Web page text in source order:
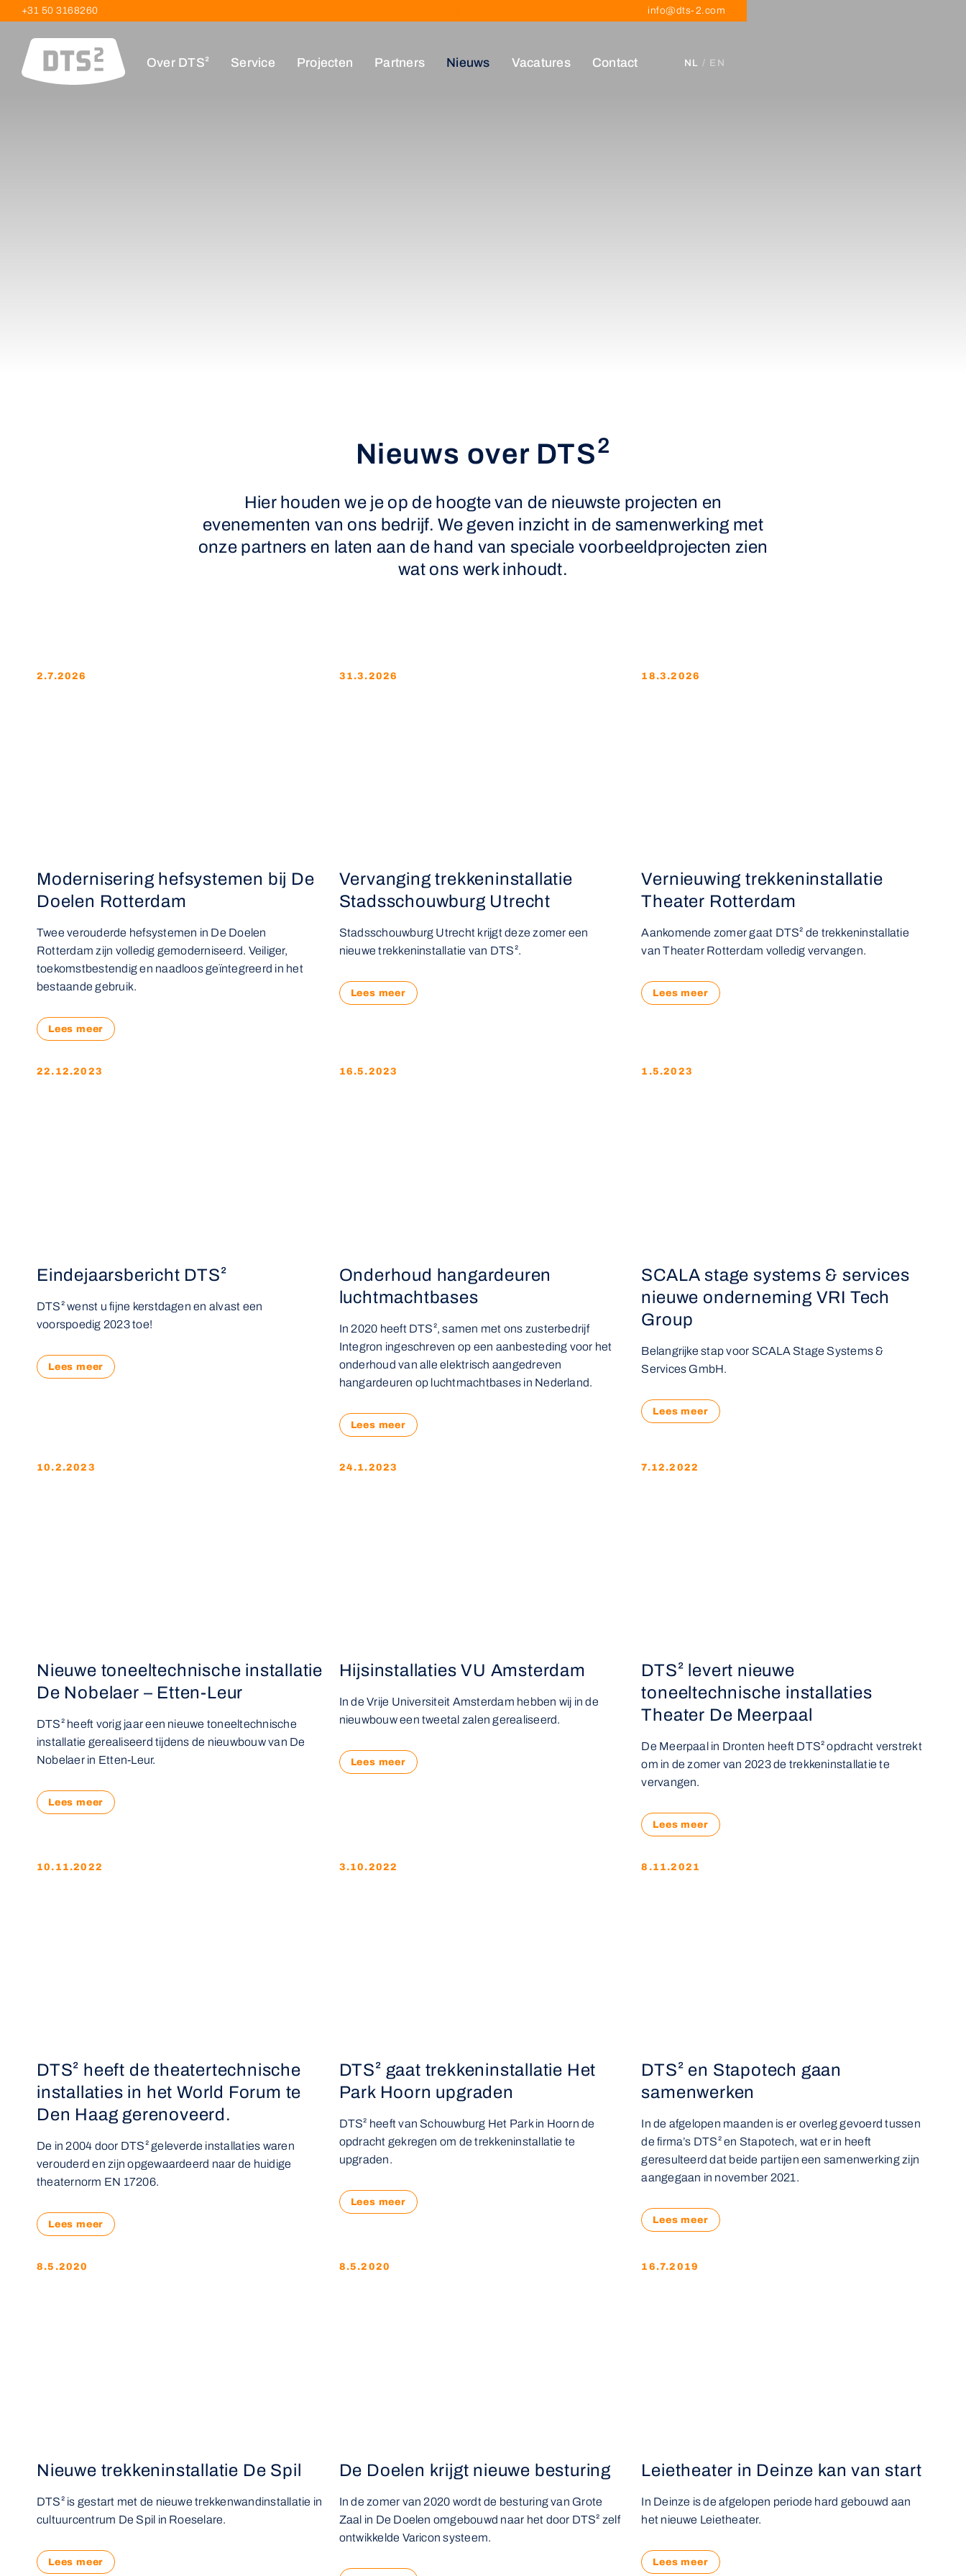
+31 50 3168260 info@dts-2.com
Over DTS² Service Projecten Partners Nieuws Vacatures Contact NL / EN
Nieuws over DTS2
Hier houden we je op de hoogte van de nieuwste projecten en
evenementen van ons bedrijf. We geven inzicht in de samenwerking met
onze partners en laten aan de hand van speciale voorbeeldprojecten zien
wat ons werk inhoudt.
2.7.2026
Modernisering hefsystemen bij De
Doelen Rotterdam
Twee verouderde hefsystemen in De Doelen
Rotterdam zijn volledig gemoderniseerd. Veiliger,
toekomstbestendig en naadloos geïntegreerd in het
bestaande gebruik.
Lees meer
31.3.2026
Vervanging trekkeninstallatie
Stadsschouwburg Utrecht
Stadsschouwburg Utrecht krijgt deze zomer een
nieuwe trekkeninstallatie van DTS².
Lees meer
18.3.2026
Vernieuwing trekkeninstallatie
Theater Rotterdam
Aankomende zomer gaat DTS² de trekkeninstallatie
van Theater Rotterdam volledig vervangen.
Lees meer
22.12.2023
Eindejaarsbericht DTS²
DTS² wenst u fijne kerstdagen en alvast een
voorspoedig 2023 toe!
Lees meer
16.5.2023
Onderhoud hangardeuren
luchtmachtbases
In 2020 heeft DTS², samen met ons zusterbedrijf
Integron ingeschreven op een aanbesteding voor het
onderhoud van alle elektrisch aangedreven
hangardeuren op luchtmachtbases in Nederland.
Lees meer
1.5.2023
SCALA stage systems & services
nieuwe onderneming VRI Tech
Group
Belangrijke stap voor SCALA Stage Systems &
Services GmbH.
Lees meer
10.2.2023
Nieuwe toneeltechnische installatie
De Nobelaer – Etten-Leur
DTS² heeft vorig jaar een nieuwe toneeltechnische
installatie gerealiseerd tijdens de nieuwbouw van De
Nobelaer in Etten-Leur.
Lees meer
24.1.2023
Hijsinstallaties VU Amsterdam
In de Vrije Universiteit Amsterdam hebben wij in de
nieuwbouw een tweetal zalen gerealiseerd.
Lees meer
7.12.2022
DTS² levert nieuwe
toneeltechnische installaties
Theater De Meerpaal
De Meerpaal in Dronten heeft DTS² opdracht verstrekt
om in de zomer van 2023 de trekkeninstallatie te
vervangen.
Lees meer
10.11.2022
DTS² heeft de theatertechnische
installaties in het World Forum te
Den Haag gerenoveerd.
De in 2004 door DTS² geleverde installaties waren
verouderd en zijn opgewaardeerd naar de huidige
theaternorm EN 17206.
Lees meer
3.10.2022
DTS² gaat trekkeninstallatie Het
Park Hoorn upgraden
DTS² heeft van Schouwburg Het Park in Hoorn de
opdracht gekregen om de trekkeninstallatie te
upgraden.
Lees meer
8.11.2021
DTS² en Stapotech gaan
samenwerken
In de afgelopen maanden is er overleg gevoerd tussen
de firma’s DTS² en Stapotech, wat er in heeft
geresulteerd dat beide partijen een samenwerking zijn
aangegaan in november 2021.
Lees meer
8.5.2020
Nieuwe trekkeninstallatie De Spil
DTS² is gestart met de nieuwe trekkenwandinstallatie in
cultuurcentrum De Spil in Roeselare.
Lees meer
8.5.2020
De Doelen krijgt nieuwe besturing
In de zomer van 2020 wordt de besturing van Grote
Zaal in De Doelen omgebouwd naar het door DTS² zelf
ontwikkelde Varicon systeem.
16.7.2019
Leietheater in Deinze kan van start
In Deinze is de afgelopen periode hard gebouwd aan
het nieuwe Leietheater.
Lees meer